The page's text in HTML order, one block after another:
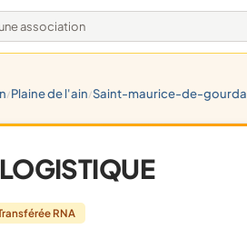
association
/ plaine de l'ain/ saint-maurice-de-gourdans
RNA